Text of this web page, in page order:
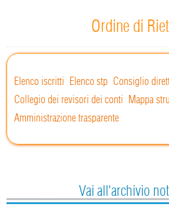
Ordine di
Elenco iscritti Elenco stp Consiglio
Collegio dei revisori dei conti Mappa
Amministrazione trasparente
Vai all'archivio